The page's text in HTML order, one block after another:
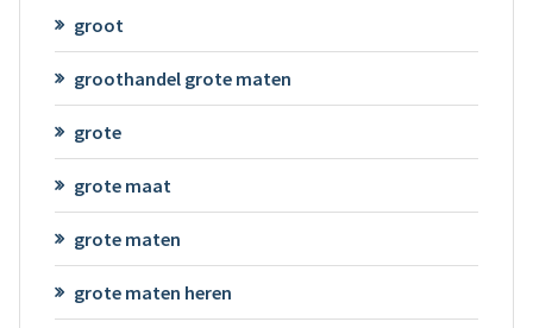
groot
groothandel grote maten
grote
grote maat
grote maten
grote maten heren